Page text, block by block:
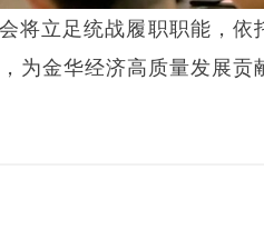
将立足统战履职职能，
为金华经济高质量发展贡